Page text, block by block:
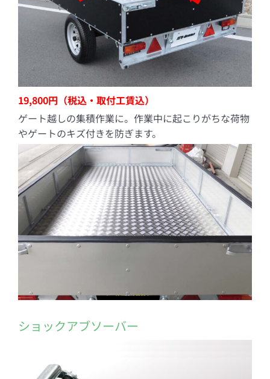
19,800円（税込・取付工賃込）
ゲート越しの集積作業に。作業中に起こりがちな荷物
やゲートのキズ付きを防ぎます。
ショックアブソーバー